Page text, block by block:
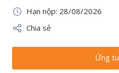
Hạn nộp: 28/08/2026
Chia sẻ
Ứng